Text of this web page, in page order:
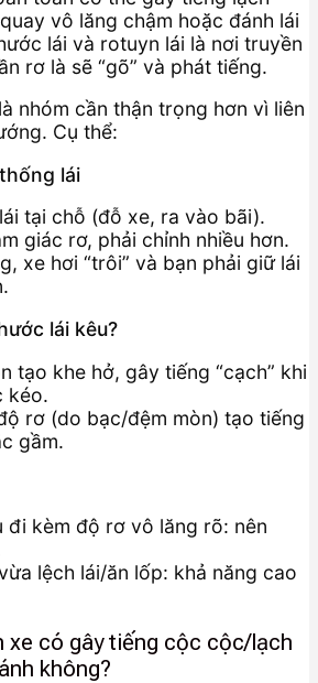
vô lăng chậm hoặc đánh lái
lái và rotuyn lái là nơi truyền
rơ là sẽ “gõ” và phát tiếng.
nhóm cần thận trọng hơn vì liên
Cụ thể:
lái
tại chỗ (đỗ xe, ra vào bãi).
giác rơ, phải chỉnh nhiều hơn.
xe hơi “trôi” và bạn phải giữ lái
lái kêu?
tạo khe hở, gây tiếng “cạch” khi
kéo.
rơ (do bạc/đệm mòn) tạo tiếng
gầm.
đi kèm độ rơ vô lăng rõ: nên
lệch lái/ăn lốp: khả năng cao
xe có gây tiếng cộc cộc/lạch
không?